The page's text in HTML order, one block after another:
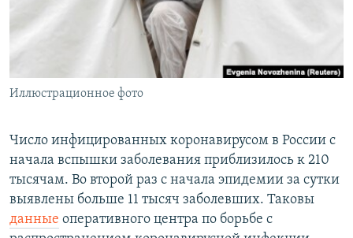
ПОБЕДИТЕЛЕЙ НЕ СУДЯТ?
УКРАИНСКАЯ ПРОБЛЕМА КРЫМА
Иллюстрационное фото
Число инфицированных коронавирусом в России с
начала вспышки заболевания приблизилось к 210
тысячам. Во второй раз с начала эпидемии за сутки
выявлены больше 11 тысяч заболевших. Таковы
данные оперативного центра по борьбе с